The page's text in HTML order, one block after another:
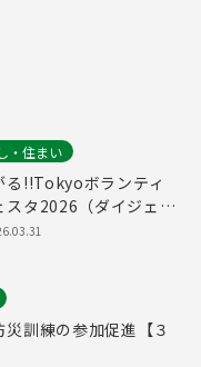
・住まい
る!!Tokyoボランティ
スタ2026（ダイジェス
災訓練の参加促進【３